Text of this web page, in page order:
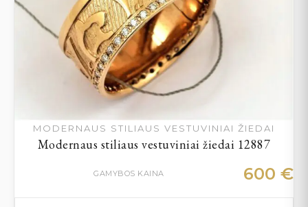
MODERNAUS STILIAUS VESTUVINIAI ŽIEDAI
Modernaus stiliaus vestuviniai žiedai 12887
GAMYBOS KAINA 600 €